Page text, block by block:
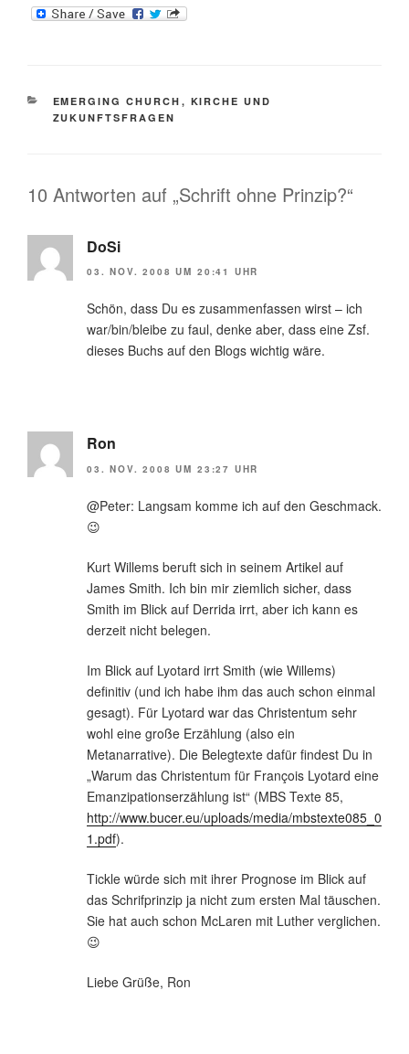
KATEGORIEN
EMERGING CHURCH , KIRCHE UND
ZUKUNFTSFRAGEN
10 Antworten auf „Schrift ohne Prinzip?“
DoSi
03. NOV. 2008 UM 20:41 UHR
Schön, dass Du es zusammenfassen wirst – ich
war/bin/bleibe zu faul, denke aber, dass eine Zsf.
dieses Buchs auf den Blogs wichtig wäre.
Ron
03. NOV. 2008 UM 23:27 UHR
@Peter: Langsam komme ich auf den Geschmack.
😉
Kurt Willems beruft sich in seinem Artikel auf
James Smith. Ich bin mir ziemlich sicher, dass
Smith im Blick auf Derrida irrt, aber ich kann es
derzeit nicht belegen.
Im Blick auf Lyotard irrt Smith (wie Willems)
definitiv (und ich habe ihm das auch schon einmal
gesagt). Für Lyotard war das Christentum sehr
wohl eine große Erzählung (also ein
Metanarrative). Die Belegtexte dafür findest Du in
„Warum das Christentum für François Lyotard eine
Emanzipationserzählung ist“ (MBS Texte 85,
http://www.bucer.eu/uploads/media/mbstexte085_0
1.pdf).
Tickle würde sich mit ihrer Prognose im Blick auf
das Schrifprinzip ja nicht zum ersten Mal täuschen.
Sie hat auch schon McLaren mit Luther verglichen.
😉
Liebe Grüße, Ron